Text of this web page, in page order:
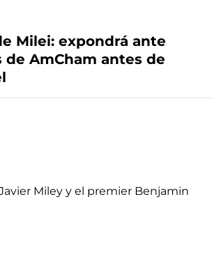
Milei: expondrá ante
de AmCham antes de